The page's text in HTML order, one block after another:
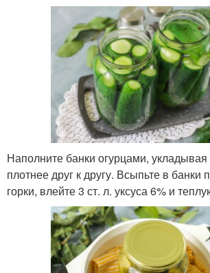
Наполните банки огурцами,
плотнее друг к другу. Всыпьте в банки
горки, влейте 3 ст. л. уксуса 6% и